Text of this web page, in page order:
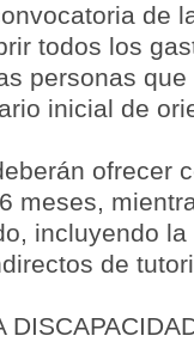
de
todos los
personas
inicial de
ofrecer
meses,
incluyendo
de